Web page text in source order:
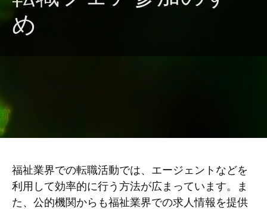
め
福祉業界での転職活動では、エージェントなどを
利用して効率的に行う方法が広まっています。ま
た、公的機関からも福祉業界での求人情報を提供